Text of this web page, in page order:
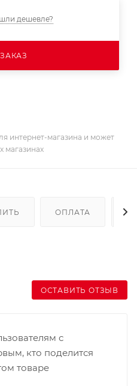
дешевле?
интернет-магазина и может
магазинах
ОПЛАТА
ОСТАВИТЬ ОТЗЫВ
с
кто поделится
товаре